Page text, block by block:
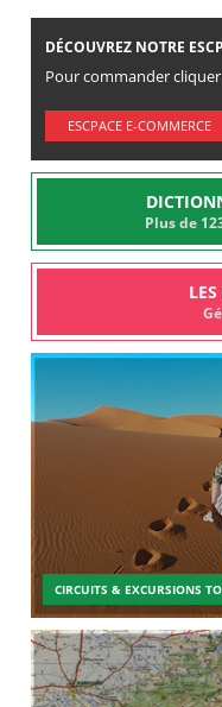
DÉCOUVREZ NOTRE
Pour commander
ESCPACE E-COMMERCE
Plus de
CIRCUITS & EXCURSIONS